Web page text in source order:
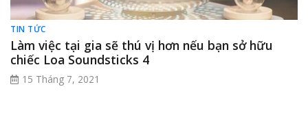
TIN TỨC
Làm việc tại gia sẽ thú vị hơn nếu bạn sở hữu
chiếc Loa Soundsticks 4
15 Tháng 7, 2021